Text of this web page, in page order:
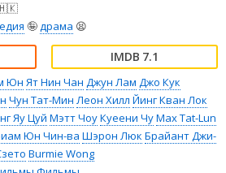
🤪драма 😫
7.1
Юн Ят Нин Чан Джун Лам Джо Кук
Чун Тат-Мин Леон Хилл Йинг Кван Лок
Яу Цуй Мэтт ЧоуКуеени ЧуMax Tat-Lun
Юн Чин-ва Шэрон Люк Брайант Джи-
Burmie Wong